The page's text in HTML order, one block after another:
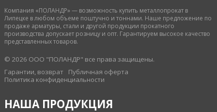
Компания «ПОЛАНДР» — возможность купить металлопрокат в
Липецке в любом объеме поштучно и тоннами. Наше предложение по
продаже арматуры, стали и другой продукции прокатного
производства допускает розницу и опт. Гарантируем высокое качество
представленных товаров.
© 2026 ООО "ПОЛАНДР" все права защищены.
Гарантии, возврат
Публичная оферта
Политика конфиденциальности
НАША ПРОДУКЦИЯ